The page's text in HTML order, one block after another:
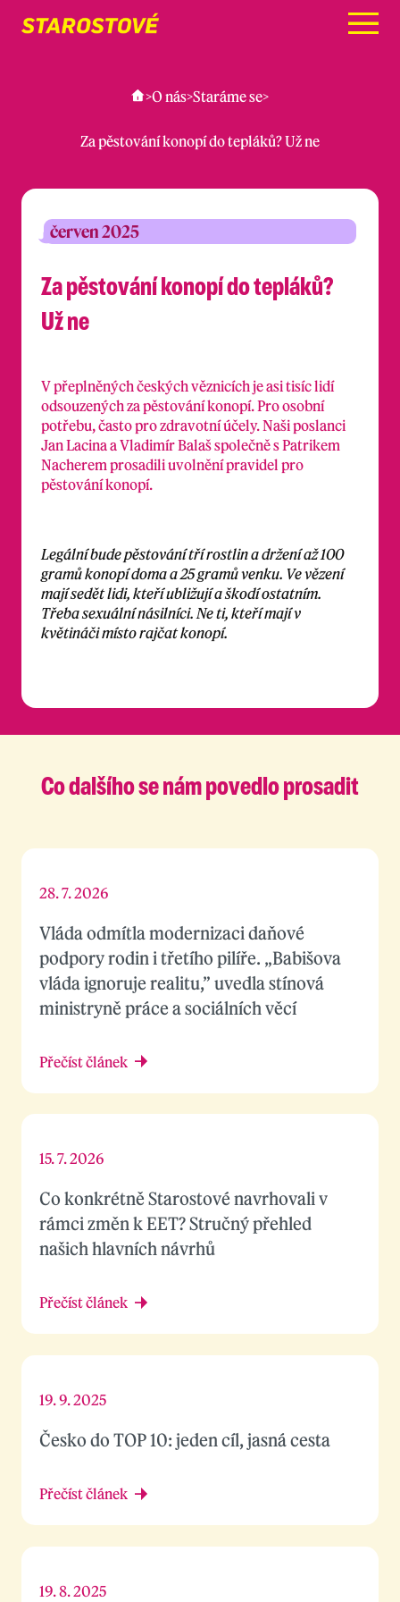
Menu
>O nás>Staráme se>
Za pěstování konopí do tepláků? Už ne
červen 2025
Za pěstování konopí do tepláků?
Už ne
V přeplněných českých věznicích je asi tisíc lidí
odsouzených za pěstování konopí. Pro osobní
potřebu, často pro zdravotní účely. Naši poslanci
Jan Lacina a Vladimír Balaš společně s Patrikem
Nacherem prosadili uvolnění pravidel pro
pěstování konopí.
Legální bude pěstování tří rostlin a držení až 100
gramů konopí doma a 25 gramů venku. Ve vězení
mají sedět lidi, kteří ubližují a škodí ostatním.
Třeba sexuální násilníci. Ne ti, kteří mají v
květináči místo rajčat konopí.
Co dalšího se námpovedlo prosadit
Vláda odmítla modernizaci daňové
podpory rodin i třetího pilíře. „Babišova
vláda ignoruje realitu,” uvedla stínová
ministryně práce a sociálních věcí
28. 7. 2026
Přečíst článek
Co konkrétně Starostové navrhovali v
rámci změn k EET? Stručný přehled
našich hlavních návrhů
15. 7. 2026
Přečíst článek
Česko do TOP 10: jeden cíl, jasná cesta
19. 9. 2025
Přečíst článek
19. 8. 2025